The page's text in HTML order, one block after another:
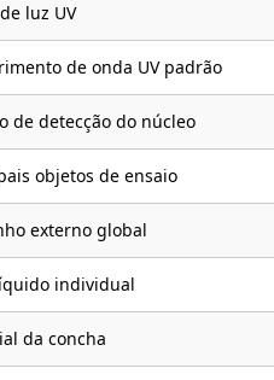
luz UV
de onda UV padrão
de detecção do núcleo
objetos de ensaio
externo global
individual
da concha